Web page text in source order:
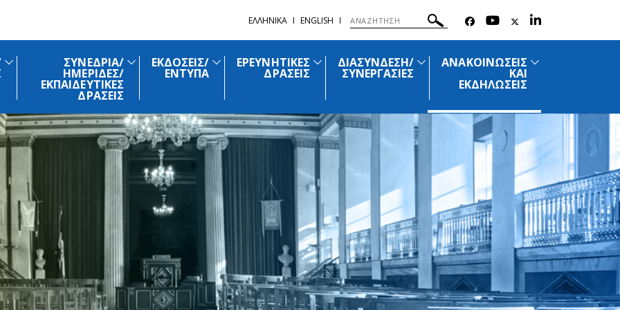
ΕΛΛΗΝΙΚΑ ENGLISH
ΣΥΝΕΔΡΙΑ/
ΗΜΕΡΙΔΕΣ/
ΕΚΠΑΙΔΕΥΤΙΚΕΣ
ΔΡΑΣΕΙΣ
ΕΚΔΟΣΕΙΣ/
ΕΝΤΥΠΑ
ΕΡΕΥΝΗΤΙΚΕΣ
ΔΡΑΣΕΙΣ
ΔΙΑΣΥΝΔΕΣΗ/
ΣΥΝΕΡΓΑΣΙΕΣ
ΑΝΑΚΟΙΝΩΣΕΙΣ
ΚΑΙ
ΕΚΔΗΛΩΣΕΙΣ